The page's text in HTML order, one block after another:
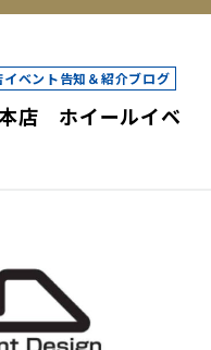
ベント告知＆紹介ブログ
店 ホイールイベ